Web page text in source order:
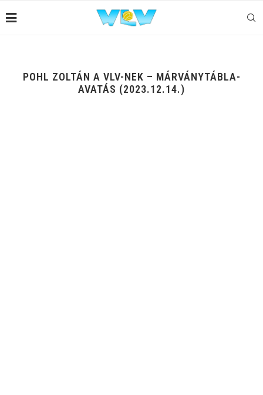
POHL ZOLTÁN A VLV-NEK – MÁRVÁNYTÁBLA-
AVATÁS (2023.12.14.)